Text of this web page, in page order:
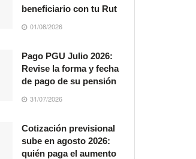
beneficiario con tu Rut
01/08/2026
Pago PGU Julio 2026:
Revise la forma y fecha
de pago de su pensión
31/07/2026
Cotización previsional
sube en agosto 2026:
quién paga el aumento